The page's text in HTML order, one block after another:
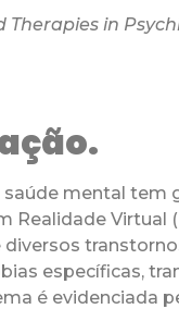
in
mental tem
Realidade Virtual
específicas,
é evidenciada